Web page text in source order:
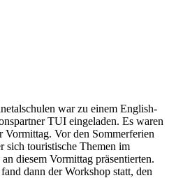
war zu einem English-
TUI eingeladen. Es waren
Vormittag. Vor den Sommerferien
sich touristische Themen im
diesem Vormittag präsentierten.
dann der Workshop statt, den